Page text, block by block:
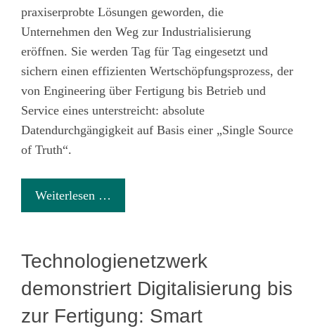
praxiserprobte Lösungen geworden, die
Unternehmen den Weg zur Industrialisierung
eröffnen. Sie werden Tag für Tag eingesetzt und
sichern einen effizienten Wertschöpfungsprozess, der
von Engineering über Fertigung bis Betrieb und
Service eines unterstreicht: absolute
Datendurchgängigkeit auf Basis einer „Single Source
of Truth“.
Weiterlesen …
Technologienetzwerk
demonstriert Digitalisierung bis
zur Fertigung: Smart